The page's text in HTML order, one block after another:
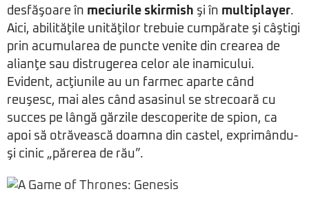
desfăşoare în meciurile skirmish şi în multiplayer.
Aici, abilităţile unităţilor trebuie cumpărate şi câştigi
prin acumularea de puncte venite din crearea de
alianţe sau distrugerea celor ale inamicului.
Evident, acţiunile au un farmec aparte când
reuşesc, mai ales când asasinul se strecoară cu
succes pe lângă gărzile descoperite de spion, ca
apoi să otrăvească doamna din castel, exprimându-
şi cinic „părerea de rău”.